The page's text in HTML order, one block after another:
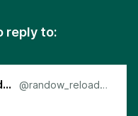
reply to:
Radio Randow - reloaded @randow_reloaded